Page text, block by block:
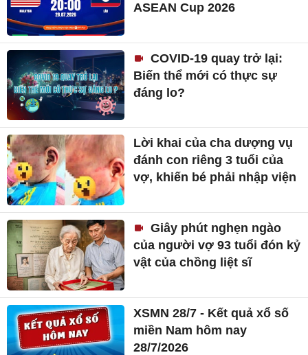
ASEAN Cup 2026
COVID-19 quay trở lại:
Biến thể mới có thực sự
đáng lo?
Lời khai của cha dượng vụ
đánh con riêng 3 tuổi của
vợ, khiến bé phải nhập viện
Giây phút nghẹn ngào
của người vợ 93 tuổi đón kỷ
vật của chồng liệt sĩ
XSMN 28/7 - Kết quả xổ số
miền Nam hôm nay
28/7/2026